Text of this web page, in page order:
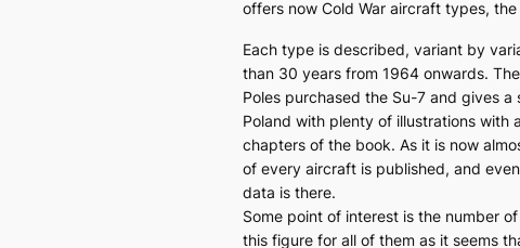
offers now Cold War aircraft types, the
Each type is described, variant by
than 30 years from 1964 onwards.
Poles purchased the Su-7 and gives
Poland with plenty of illustrations with
chapters of the book. As it is now
of every aircraft is published, and
data is there.
Some point of interest is the number
this figure for all of them as it seems